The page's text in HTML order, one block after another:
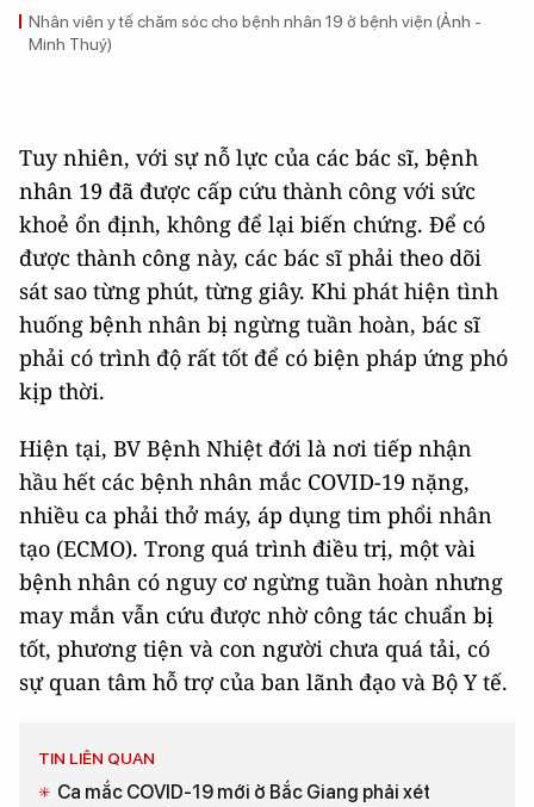
Nhân viên y tế chăm sóc cho bệnh nhân 19 ở bệnh viện (Ảnh -
Minh Thuý)
Tuy nhiên, với sự nỗ lực của các bác sĩ, bệnh
nhân 19 đã được cấp cứu thành công với sức
khoẻ ổn định, không để lại biến chứng. Để có
được thành công này, các bác sĩ phải theo dõi
sát sao từng phút, từng giây. Khi phát hiện tình
huống bệnh nhân bị ngừng tuần hoàn, bác sĩ
phải có trình độ rất tốt để có biện pháp ứng phó
kịp thời.
Hiện tại, BV Bệnh Nhiệt đới là nơi tiếp nhận
hầu hết các bệnh nhân mắc COVID-19 nặng,
nhiều ca phải thở máy, áp dụng tim phổi nhân
tạo (ECMO). Trong quá trình điều trị, một vài
bệnh nhân có nguy cơ ngừng tuần hoàn nhưng
may mắn vẫn cứu được nhờ công tác chuẩn bị
tốt, phương tiện và con người chưa quá tải, có
sự quan tâm hỗ trợ của ban lãnh đạo và Bộ Y tế.
TIN LIÊN QUAN
Ca mắc COVID-19 mới ở Bắc Giang phải xét